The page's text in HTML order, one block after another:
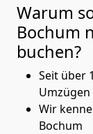
Warum
Bochum
buchen?
Seit über
Wir
Bochum